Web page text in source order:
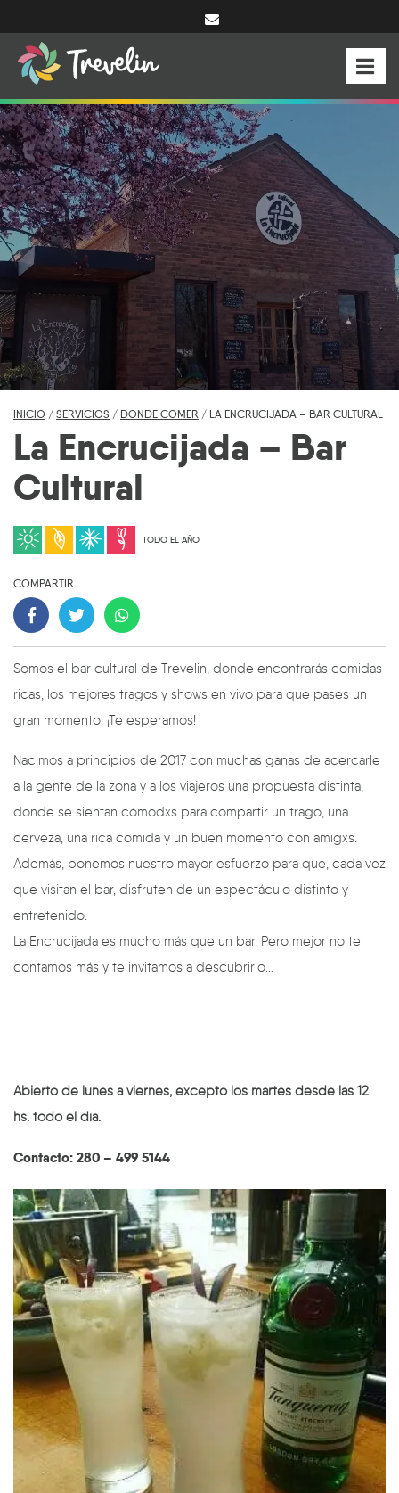
INICIO / SERVICIOS / DONDE COMER / LA ENCRUCIJADA – BAR CULTURAL
La Encrucijada – Bar
Cultural
TODO EL AÑO
COMPARTIR
Somos el bar cultural de Trevelin, donde encontrarás comidas
ricas, los mejores tragos y shows en vivo para que pases un
gran momento. ¡Te esperamos!
Nacimos a principios de 2017 con muchas ganas de acercarle
a la gente de la zona y a los viajeros una propuesta distinta,
donde se sientan cómodxs para compartir un trago, una
cerveza, una rica comida y un buen momento con amigxs.
Además, ponemos nuestro mayor esfuerzo para que, cada vez
que visitan el bar, disfruten de un espectáculo distinto y
entretenido.
La Encrucijada es mucho más que un bar. Pero mejor no te
contamos más y te invitamos a descubrirlo…
Abierto de lunes a viernes, excepto los martes desde las 12
hs. todo el día.
Contacto: 280 – 499 5144